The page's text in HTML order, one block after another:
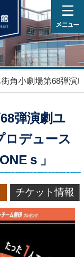
角小劇場第68弾演
弾演劇ユ
ロデュース
ｓ」
チケット情報